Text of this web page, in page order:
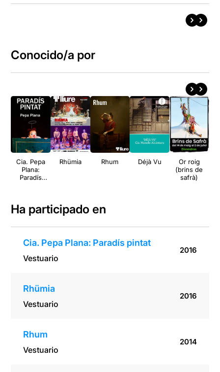
Conocido/a por
Cia. Pepa
Plana:
Paradís
Rhümia Rhum Déjà Vu
Or roig
(brins de
safrà)
Ha participado en
Cia. Pepa Plana: Paradís pintat
Vestuario
2016
Rhümia
Vestuario
2016
Rhum
Vestuario
2014